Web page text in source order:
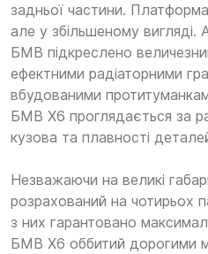
задньої частини.
але у збільшеному вигляді.
БМВ підкреслено
ефектними радіаторними
вбудованими
БМВ X6 проглядається за
кузова та плавності
Незважаючи на великі
розрахований на чотирьох
з них гарантовано
БМВ Х6 оббитий дорогими